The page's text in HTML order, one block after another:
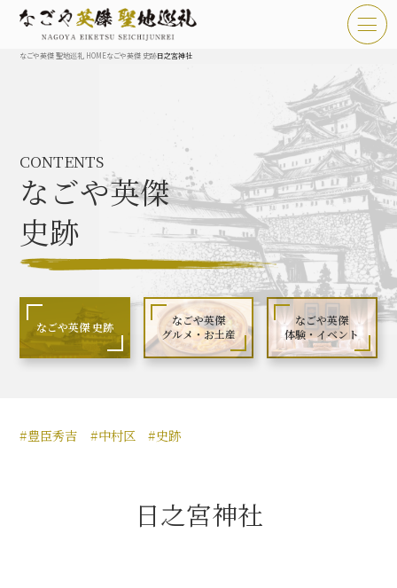
なごや英傑 聖地巡礼とは
なごや英傑 史跡 一覧
なごや英傑 グルメ・土産 一覧
なごや英傑 体験・イベント
秀長関連 史跡 一覧
名古屋＜秀長＞観光モデルコース
なごや英傑 聖地巡礼 HOMEなごや英傑 史跡日之宮神社
CONTENTS
なごや英傑
史跡
なごや英傑 史跡
なごや英傑
グルメ・お土産
なごや英傑
体験・イベント
#豊臣秀吉 #中村区 #史跡
日之宮神社